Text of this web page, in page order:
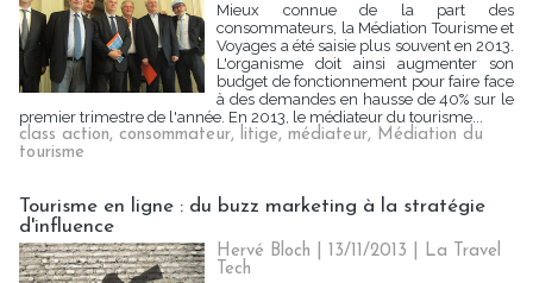
Mieux connue de la part des
consommateurs, la Médiation Tourisme et
Voyages a été saisie plus souvent en 2013.
L'organisme doit ainsi augmenter son
budget de fonctionnement pour faire face
à des demandes en hausse de 40% sur le
premier trimestre de l'année. En 2013, le médiateur du tourisme...
class action, consommateur, litige, médiateur, Médiation du
tourisme
Tourisme en ligne : du buzz marketing à la stratégie
d'influence
Hervé Bloch | 13/11/2013
La Travel
Tech